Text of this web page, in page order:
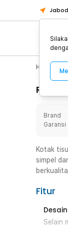
Home
Brand
Garansi
Kotak
simpel
Fitur
Selain